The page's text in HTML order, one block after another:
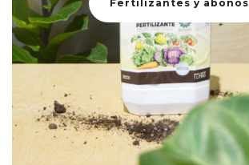
Fertilizantes y abonos